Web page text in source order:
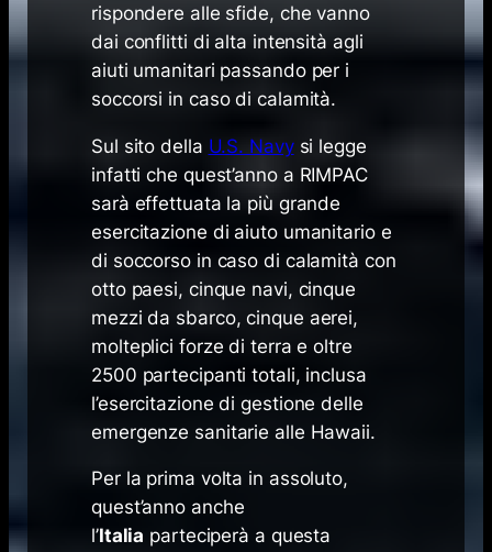
rispondere alle sfide, che vanno
dai conflitti di alta intensità agli
aiuti umanitari passando per i
soccorsi in caso di calamità.
Sul sito della U.S. Navysi legge
infatti che quest’anno a RIMPAC
sarà effettuata la più grande
esercitazione di aiuto umanitario e
di soccorso in caso di calamità con
otto paesi, cinque navi, cinque
mezzi da sbarco, cinque aerei,
molteplici forze di terra e oltre
2500 partecipanti totali, inclusa
l’esercitazione di gestione delle
emergenze sanitarie alle Hawaii.
Per la prima volta in assoluto,
quest’anno anche
l’Italia parteciperà a questa